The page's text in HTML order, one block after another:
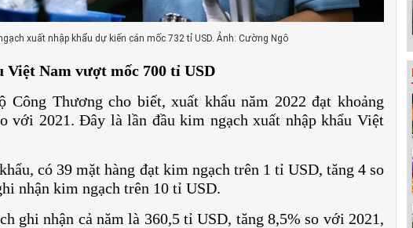
xuất nhập khẩu dự kiến cán mốc 732 tỉ USD. Ảnh: Cường Ngô
Nam vượt mốc 700 tỉ USD
Công Thương cho biết, xuất khẩu năm 2022 đạt khoảng
với 2021. Đây là lần đầu kim ngạch xuất nhập khẩu Việt
có 39 mặt hàng đạt kim ngạch trên 1 tỉ USD, tăng 4 so
nhận kim ngạch trên 10 tỉ USD.
ghi nhận cả năm là 360,5 tỉ USD, tăng 8,5% so với 2021,